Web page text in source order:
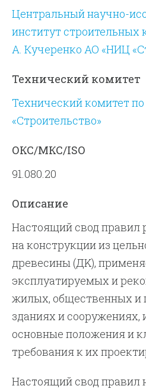
Центральный научно-
институт строительных
А. Кучеренко АО «НИЦ
Технический комитет
Технический комитет
«Строительство»
ОКС/МКС/ISO
91.080.20
Описание
Настоящий свод правил
на конструкции из
древесины (ДK),
эксплуатируемых и
жилых, общественных и
зданиях и сооружениях,
основные положения и
требования к их
Настоящий свод правил